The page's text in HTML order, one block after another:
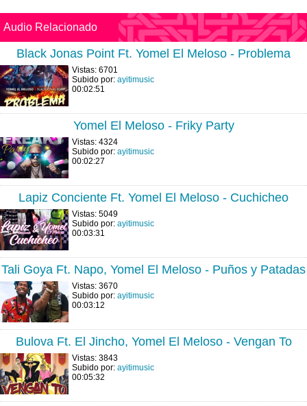
Audio Relacionado
Black Jonas Point Ft. Yomel El Meloso - Problema
Vistas: 6701
Subido por: ayitimusic
00:02:51
Yomel El Meloso - Friky Party
Vistas: 4324
Subido por: ayitimusic
00:02:27
Lapiz Conciente Ft. Yomel El Meloso - Cuchicheo
Vistas: 5049
Subido por: ayitimusic
00:03:31
Tali Goya Ft. Napo, Yomel El Meloso - Puños y Patadas
Vistas: 3670
Subido por: ayitimusic
00:03:12
Bulova Ft. El Jincho, Yomel El Meloso - Vengan To
Vistas: 3843
Subido por: ayitimusic
00:05:32